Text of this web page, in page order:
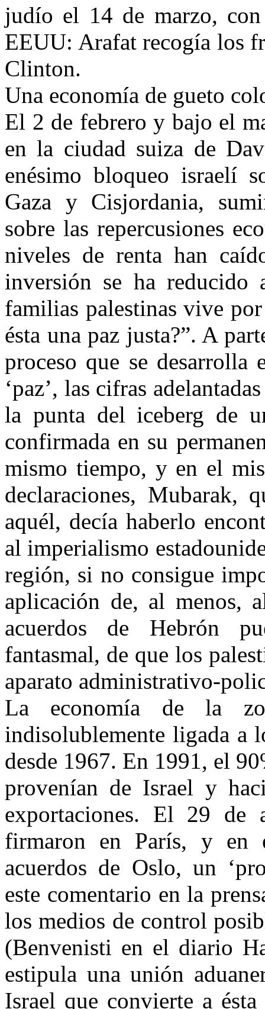
judío el 14 de marzo,
EEUU: Arafat recogía los
Clinton.
Una economía de gueto
El 2 de febrero y bajo el
en la ciudad suiza de
enésimo bloqueo israelí
Gaza y Cisjordania,
sobre las repercusiones
niveles de renta han
inversión se ha
familias palestinas vive
ésta una paz justa?”. A
proceso que se desarrolla
‘paz’, las cifras
la punta del iceberg de
confirmada en su
mismo tiempo, y en el
declaraciones, Mubarak,
aquél, decía haberlo
al imperialismo
región, si no consigue
aplicación de, al menos,
acuerdos de Hebrón
fantasmal, de que los
aparato administrativo-
La economía de la
indisolublemente ligada a
desde 1967. En 1991, el
provenían de Israel y
exportaciones. El 29
firmaron en París, y en
acuerdos de Oslo, un
este comentario en la
los medios de control
(Benvenisti en el diario
estipula una unión
Israel que convierte a